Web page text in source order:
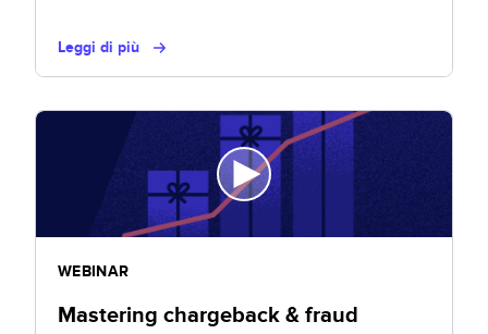
Leggi di più
WEBINAR
Mastering chargeback & fraud